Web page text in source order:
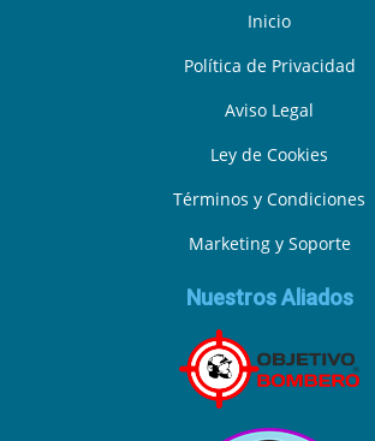
Inicio
Política de Privacidad
Aviso Legal
Ley de Cookies
Términos y Condiciones
Marketing y Soporte
Nuestros Aliados